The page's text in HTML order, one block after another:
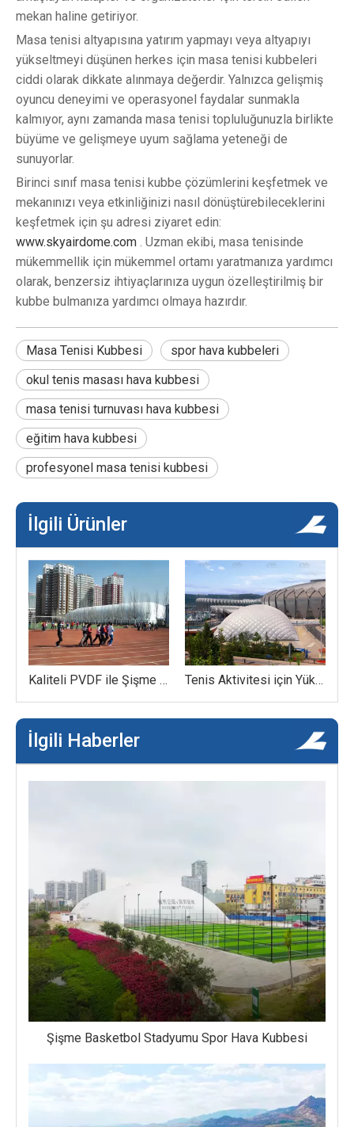
mekan haline getiriyor.
Masa tenisi altyapısına yatırım yapmayı veya altyapıyı
yükseltmeyi düşünen herkes için masa tenisi kubbeleri
ciddi olarak dikkate alınmaya değerdir. Yalnızca gelişmiş
oyuncu deneyimi ve operasyonel faydalar sunmakla
kalmıyor, aynı zamanda masa tenisi topluluğunuzla birlikte
büyüme ve gelişmeye uyum sağlama yeteneği de
sunuyorlar.
Birinci sınıf masa tenisi kubbe çözümlerini keşfetmek ve
mekanınızı veya etkinliğinizi nasıl dönüştürebileceklerini
keşfetmek için şu adresi ziyaret edin:
www.skyairdome.com . Uzman ekibi, masa tenisinde
mükemmellik için mükemmel ortamı yaratmanıza yardımcı
olarak, benzersiz ihtiyaçlarınıza uygun özelleştirilmiş bir
kubbe bulmanıza yardımcı olmaya hazırdır.
Masa Tenisi Kubbesi
spor hava kubbeleri
okul tenis masası hava kubbesi
masa tenisi turnuvası hava kubbesi
eğitim hava kubbesi
profesyonel masa tenisi kubbesi
İlgili Ürünler
Kaliteli PVDF ile Şişme Tenis Hava Kubbesi Tenis Aktivitesi için Yüksek Mukavemetli PVDF Hava Destekli Yapı
İlgili Haberler
Şişme Basketbol Stadyumu Spor Hava Kubbesi